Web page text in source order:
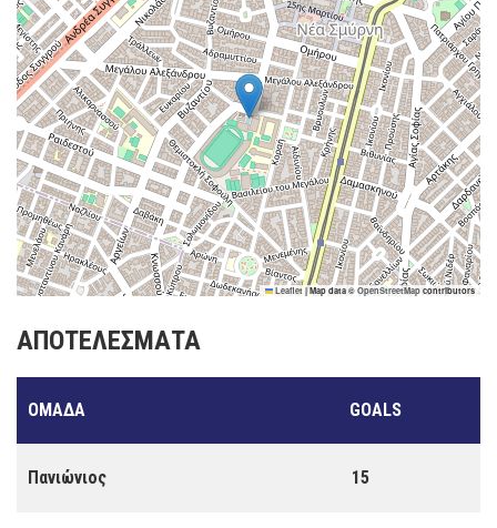
Leaflet |Map data © OpenStreetMap contributors
ΑΠΟΤΕΛΈΣΜΑΤΑ
ΟΜΆΔΑ GOALS
Πανιώνιος 15